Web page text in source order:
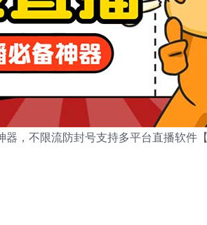
，不限流防封号支持多平台直播软件